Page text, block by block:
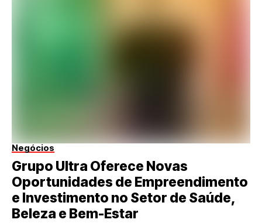
Negócios
Grupo Ultra Oferece Novas
Oportunidades de Empreendimento
e Investimento no Setor de Saúde,
Beleza e Bem-Estar